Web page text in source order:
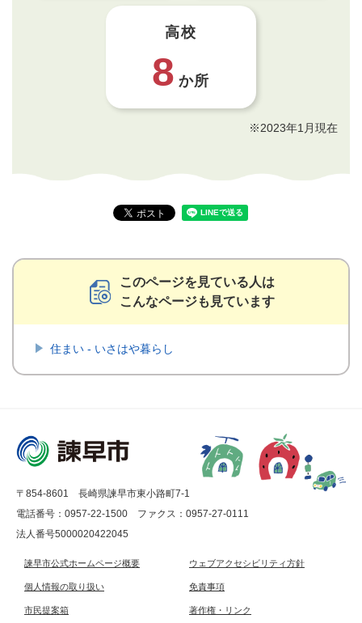
高校
8 か所
※2023年1月現在
このページを見ている人は
こんなページも見ています
住まい - いさはや暮らし
〒854-8601 長崎県諫早市東小路町7-1
電話番号：0957-22-1500
ファクス：0957-27-0111
法人番号5000020422045
諫早市公式ホームページ概要 ウェブアクセシビリティ方針
個人情報の取り扱い 免責事項
市民提案箱 著作権・リンク